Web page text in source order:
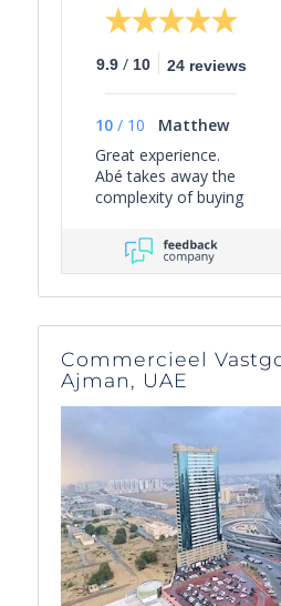
9.9 / 10 24 reviews
10 / 10
Matthew
Great experience.
Abé takes away the
complexity of buying
Côte D'Azur, guiding
you through the
process from start
to finish with a
helpful, friendly and
approach. Highly
recommended.
Commercieel
Ajman, UAE